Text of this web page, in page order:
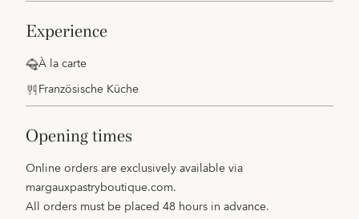
experience
À la carte
Französische Küche
opening times
Online orders are exclusively available via
margauxpastryboutique.com.
All orders must be placed 48 hours in advance.